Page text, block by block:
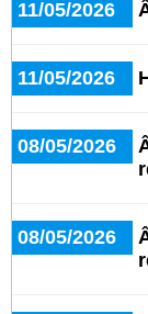
11/05/2026
11/05/2026
08/05/2026
08/05/2026